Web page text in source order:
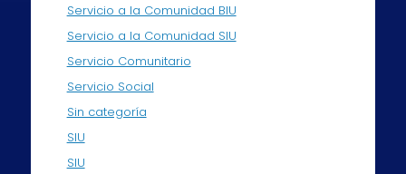
Servicio a la Comunidad BIU
Servicio a la Comunidad SIU
Servicio Comunitario
Servicio Social
Sin categoría
SIU
SIU